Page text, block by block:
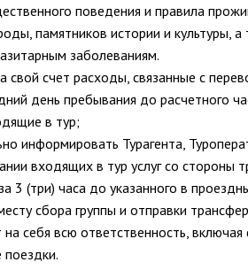
поведения и правила
памятников истории и культуры,
заболеваниям.
свой счет расходы, связанные с
день пребывания до расчетного
в тур;
информировать Турагента,
входящих в тур услуг со стороны
3 (три) часа до указанного в
сбора группы и отправки
на себя всю ответственность,